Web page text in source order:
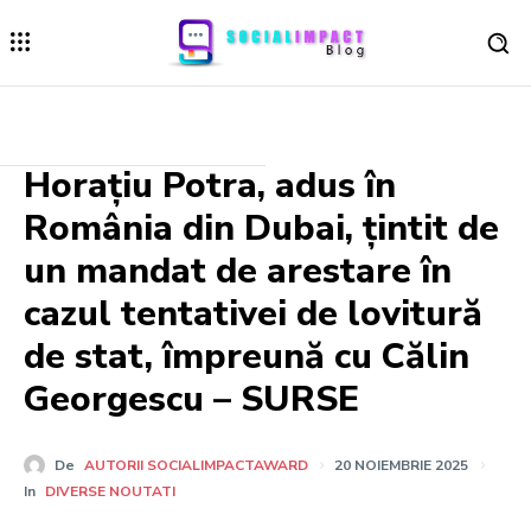
Horațiu Potra, adus în
România din Dubai, țintit de
un mandat de arestare în
cazul tentativei de lovitură
de stat, împreună cu Călin
Georgescu – SURSE
De AUTORII SOCIALIMPACTAWARD
20 NOIEMBRIE 2025
In DIVERSE NOUTATI